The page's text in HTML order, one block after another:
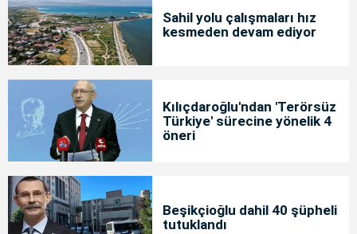
Sahil yolu çalışmaları hız
kesmeden devam ediyor
Kılıçdaroğlu'ndan 'Terörsüz
Türkiye' sürecine yönelik 4
öneri
Beşikçioğlu dahil 40 şüpheli
tutuklandı